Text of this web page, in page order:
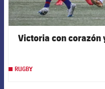
Victoria con corazón
RUGBY